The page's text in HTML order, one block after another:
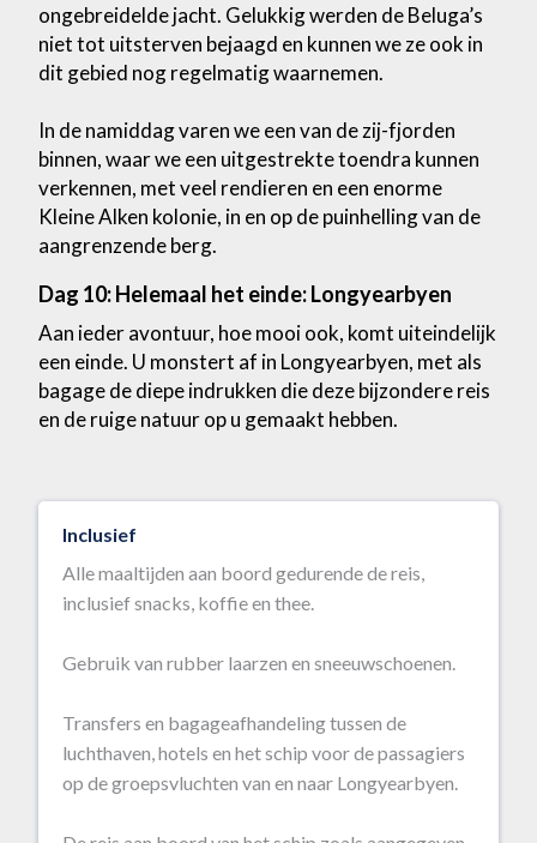
ongebreidelde jacht. Gelukkig werden de Beluga’s
niet tot uitsterven bejaagd en kunnen we ze ook in
dit gebied nog regelmatig waarnemen.
In de namiddag varen we een van de zij-fjorden
binnen, waar we een uitgestrekte toendra kunnen
verkennen, met veel rendieren en een enorme
Kleine Alken kolonie, in en op de puinhelling van de
aangrenzende berg.
Dag 10: Helemaal het einde: Longyearbyen
Aan ieder avontuur, hoe mooi ook, komt uiteindelijk
een einde. U monstert af in Longyearbyen, met als
bagage de diepe indrukken die deze bijzondere reis
en de ruige natuur op u gemaakt hebben.
Inclusief
Alle maaltijden aan boord gedurende de reis,
inclusief snacks, koffie en thee.
Gebruik van rubber laarzen en sneeuwschoenen.
Transfers en bagageafhandeling tussen de
luchthaven, hotels en het schip voor de passagiers
op de groepsvluchten van en naar Longyearbyen.